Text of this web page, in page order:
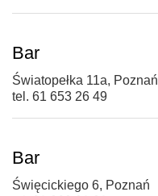
Bar
Światopełka 11a, Poznań
tel. 61 653 26 49
Bar
Święcickiego 6, Poznań